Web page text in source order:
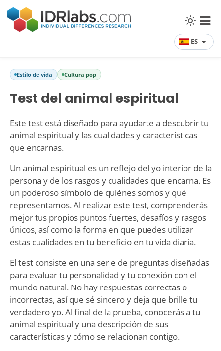
ES
Estilo de vida Cultura pop
Test del animal espiritual
Este test está diseñado para ayudarte a descubrir tu
animal espiritual y las cualidades y características
que encarnas.
Un animal espiritual es un reflejo del yo interior de la
persona y de los rasgos y cualidades que encarna. Es
un poderoso símbolo de quiénes somos y qué
representamos. Al realizar este test, comprenderás
mejor tus propios puntos fuertes, desafíos y rasgos
únicos, así como la forma en que puedes utilizar
estas cualidades en tu beneficio en tu vida diaria.
El test consiste en una serie de preguntas diseñadas
para evaluar tu personalidad y tu conexión con el
mundo natural. No hay respuestas correctas o
incorrectas, así que sé sincero y deja que brille tu
verdadero yo. Al final de la prueba, conocerás a tu
animal espiritual y una descripción de sus
características y cómo se relacionan contigo.